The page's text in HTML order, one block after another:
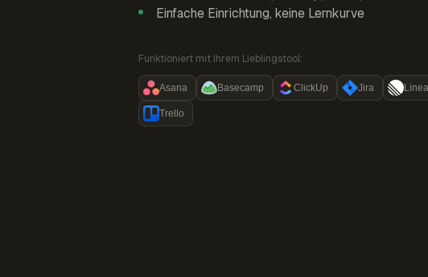
Einfache Einrichtung, keine Lernkurve
Funktioniert mit Ihrem Lieblingstool:
Asana Basecamp ClickUp Jira
Trello